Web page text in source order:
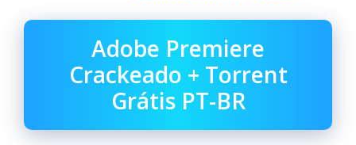
Adobe Premiere
Crackeado + Torrent
Grátis PT-BR